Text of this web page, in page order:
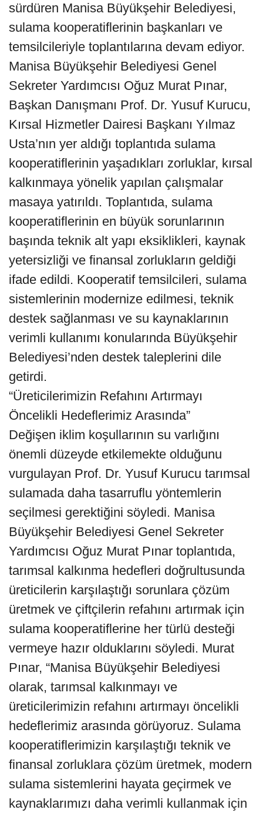
sürdüren Manisa Büyükşehir Belediyesi,
sulama kooperatiflerinin başkanları ve
temsilcileriyle toplantılarına devam ediyor.
Manisa Büyükşehir Belediyesi Genel
Sekreter Yardımcısı Oğuz Murat Pınar,
Başkan Danışmanı Prof. Dr. Yusuf Kurucu,
Kırsal Hizmetler Dairesi Başkanı Yılmaz
Usta’nın yer aldığı toplantıda sulama
kooperatiflerinin yaşadıkları zorluklar, kırsal
kalkınmaya yönelik yapılan çalışmalar
masaya yatırıldı. Toplantıda, sulama
kooperatiflerinin en büyük sorunlarının
başında teknik alt yapı eksiklikleri, kaynak
yetersizliği ve finansal zorlukların geldiği
ifade edildi. Kooperatif temsilcileri, sulama
sistemlerinin modernize edilmesi, teknik
destek sağlanması ve su kaynaklarının
verimli kullanımı konularında Büyükşehir
Belediyesi’nden destek taleplerini dile
getirdi.
“Üreticilerimizin Refahını Artırmayı
Öncelikli Hedeflerimiz Arasında”
Değişen iklim koşullarının su varlığını
önemli düzeyde etkilemekte olduğunu
vurgulayan Prof. Dr. Yusuf Kurucu tarımsal
sulamada daha tasarruflu yöntemlerin
seçilmesi gerektiğini söyledi. Manisa
Büyükşehir Belediyesi Genel Sekreter
Yardımcısı Oğuz Murat Pınar toplantıda,
tarımsal kalkınma hedefleri doğrultusunda
üreticilerin karşılaştığı sorunlara çözüm
üretmek ve çiftçilerin refahını artırmak için
sulama kooperatiflerine her türlü desteği
vermeye hazır olduklarını söyledi. Murat
Pınar, “Manisa Büyükşehir Belediyesi
olarak, tarımsal kalkınmayı ve
üreticilerimizin refahını artırmayı öncelikli
hedeflerimiz arasında görüyoruz. Sulama
kooperatiflerimizin karşılaştığı teknik ve
finansal zorluklara çözüm üretmek, modern
sulama sistemlerini hayata geçirmek ve
kaynaklarımızı daha verimli kullanmak için